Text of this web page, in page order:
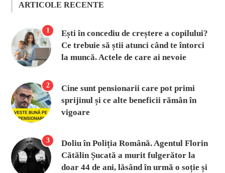
ARTICOLE RECENTE
1
Ești în concediu de creștere a copilului?
Ce trebuie să știi atunci când te întorci
la muncă. Actele de care ai nevoie
2
Cine sunt pensionarii care pot primi
sprijinul și ce alte beneficii rămân în
vigoare
3
Doliu în Poliția Română. Agentul Florin
Cătălin Șucată a murit fulgerător la
doar 44 de ani, lăsând în urmă o soție și